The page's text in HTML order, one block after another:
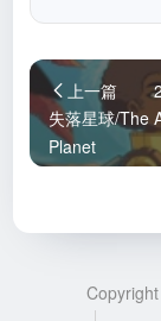
上一篇
失落星球/The
Planet